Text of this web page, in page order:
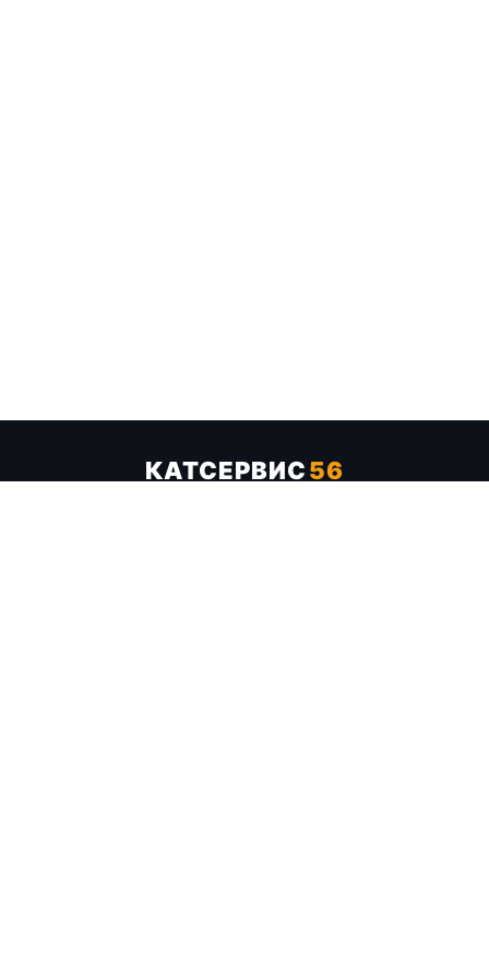
КАТСЕРВИС56